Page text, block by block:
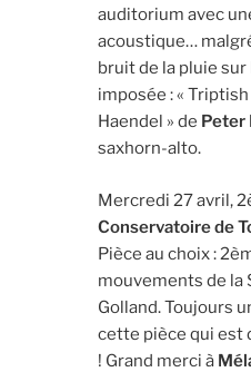
auditorium avec
acoustique…
bruit de la pluie
imposée : «
Haendel » de Peter
saxhorn-alto.
Mercredi 27 avril,
Conservatoire de
Pièce au choix :
mouvements de la
Golland. Toujours
cette pièce qui est
! Grand merci à